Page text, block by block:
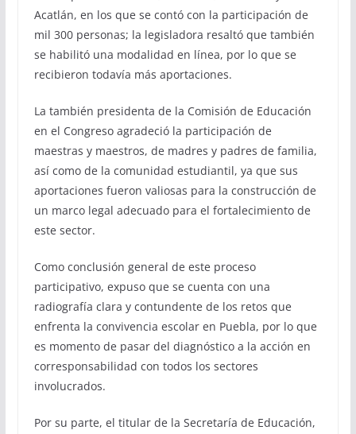
Acatlán, en los que se contó con la participación de
mil 300 personas; la legisladora resaltó que también
se habilitó una modalidad en línea, por lo que se
recibieron todavía más aportaciones.
La también presidenta de la Comisión de Educación
en el Congreso agradeció la participación de
maestras y maestros, de madres y padres de familia,
así como de la comunidad estudiantil, ya que sus
aportaciones fueron valiosas para la construcción de
un marco legal adecuado para el fortalecimiento de
este sector.
Como conclusión general de este proceso
participativo, expuso que se cuenta con una
radiografía clara y contundente de los retos que
enfrenta la convivencia escolar en Puebla, por lo que
es momento de pasar del diagnóstico a la acción en
corresponsabilidad con todos los sectores
involucrados.
Por su parte, el titular de la Secretaría de Educación,